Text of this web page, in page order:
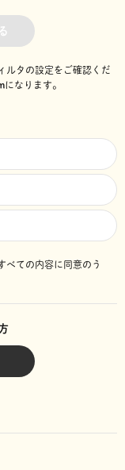
ルタの設定をご確認くだ
になります。
べての内容に同意のう